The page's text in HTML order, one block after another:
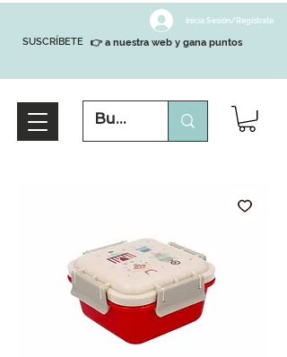
SUSCRÍBETE
Inicia Sesión/Regístrate
👉 a nuestra web y gana puntos